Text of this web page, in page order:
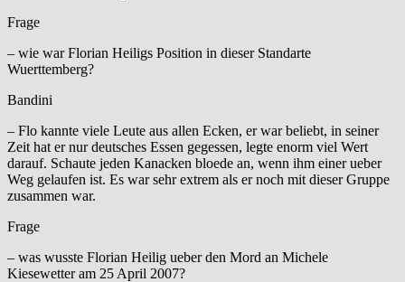
Frage
– wie war Florian Heiligs Position in dieser Standarte
Wuerttemberg?
Bandini
– Flo kannte viele Leute aus allen Ecken, er war beliebt, in seiner
Zeit hat er nur deutsches Essen gegessen, legte enorm viel Wert
darauf. Schaute jeden Kanacken bloede an, wenn ihm einer ueber
Weg gelaufen ist. Es war sehr extrem als er noch mit dieser Gruppe
zusammen war.
Frage
– was wusste Florian Heilig ueber den Mord an Michele
Kiesewetter am 25 April 2007?